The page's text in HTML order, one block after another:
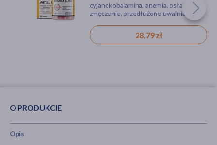
cyjanokobalamina, anemia, osłabienie,
zmęczenie, przedłużone uwalnianie,
bez glutenu, bez laktozy, bez GMO,
odpowiedni dla wegetarian i wegan.
28,79 zł
kapsułki, zmęczenie
23,29 zł
O PRODUKCIE
Opis